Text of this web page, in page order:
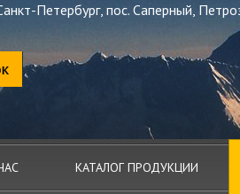
Петербург, пос. Саперный,
КАТАЛОГ ПРОДУКЦИИ